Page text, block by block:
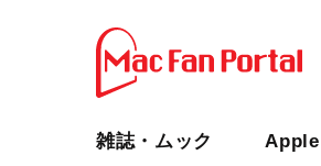
雑誌・ムック Apple